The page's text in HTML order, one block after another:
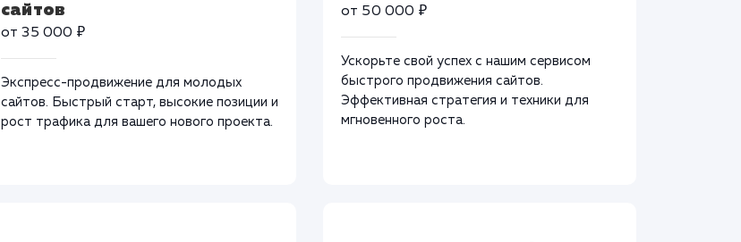
сайтов
от 35 000 ₽
Экспресс-продвижение для молодых
сайтов. Быстрый старт, высокие позиции и
рост трафика для вашего нового проекта.
от 50 000 ₽
Ускорьте свой успех с нашим сервисом
быстрого продвижения сайтов.
Эффективная стратегия и техники для
мгновенного роста.